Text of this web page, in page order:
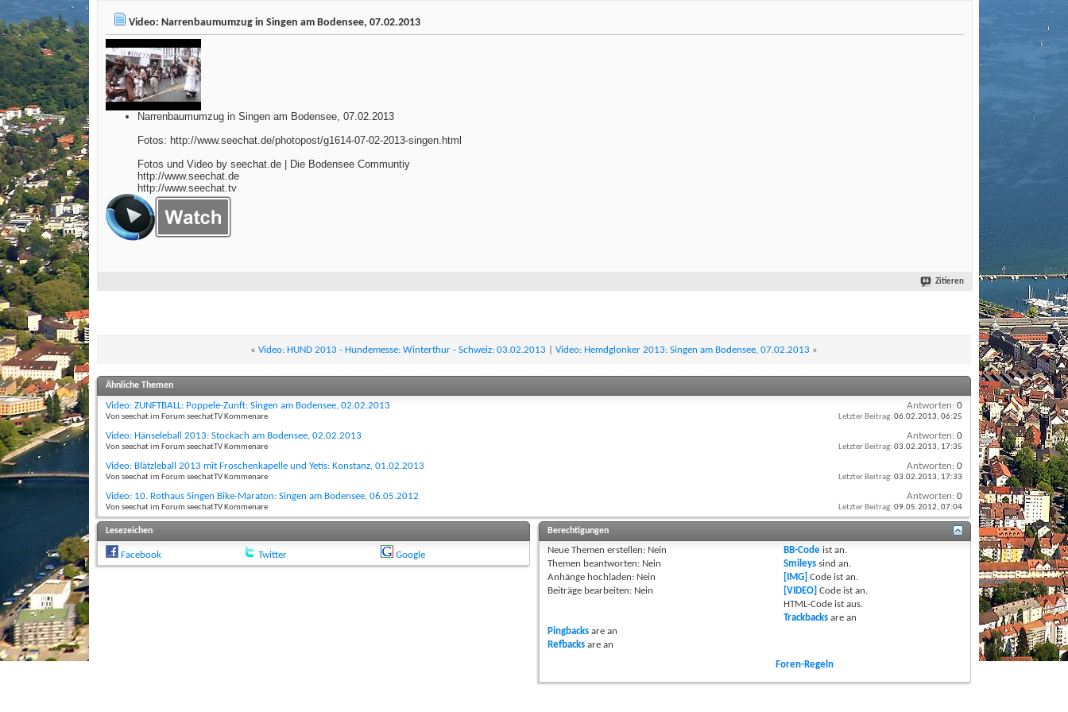
Video: Narrenbaumumzug in Singen am Bodensee, 07.02.2013
Narrenbaumumzug in Singen am Bodensee, 07.02.2013
Fotos: http://www.seechat.de/photopost/g1614-07-02-2013-singen.html
Fotos und Video by seechat.de | Die Bodensee Communtiy
http://www.seechat.de
http://www.seechat.tv
Zitieren
« Video: HUND 2013 - Hundemesse: Winterthur - Schweiz: 03.02.2013 Video: Hemdglonker 2013: Singen am Bodensee, 07.02.2013 »
Ähnliche Themen
Video: ZUNFTBALL: Poppele-Zunft: Singen am Bodensee, 02.02.2013
Von seechat im Forum seechatTV Kommenare
Antworten: 0
Letzter Beitrag: 06.02.2013, 06:25
Video: Hänseleball 2013: Stockach am Bodensee, 02.02.2013
Von seechat im Forum seechatTV Kommenare
Antworten: 0
Letzter Beitrag: 03.02.2013, 17:35
Video: Blätzleball 2013 mit Froschenkapelle und Yetis: Konstanz, 01.02.2013
Von seechat im Forum seechatTV Kommenare
Antworten: 0
Letzter Beitrag: 03.02.2013, 17:33
Video: 10. Rothaus Singen Bike-Maraton: Singen am Bodensee, 06.05.2012
Von seechat im Forum seechatTV Kommenare
Antworten: 0
Letzter Beitrag: 09.05.2012, 07:04
Lesezeichen
Facebook Twitter Google
Berechtigungen
Neue Themen erstellen: Nein
Themen beantworten: Nein
Anhänge hochladen: Nein
Beiträge bearbeiten: Nein
BB-Code istan.
Smileys sindan.
[IMG] Code istan.
[VIDEO] Code istan.
HTML-Code istaus.
Trackbacks arean
Pingbacksare an
Refbacksare an
Foren-Regeln